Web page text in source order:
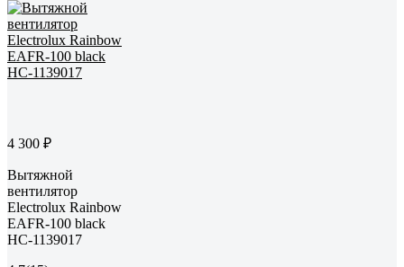
4 300 ₽
Вытяжной
вентилятор
Electrolux Rainbow
EAFR-100 black
НС-1139017